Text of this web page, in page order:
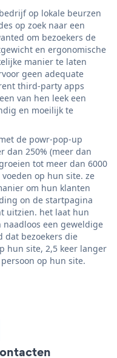
op lokale beurzen
op zoek naar een
om bezoekers de
en ergonomische
manier te laten
geen adequate
third-party apps
van hen leek een
en moeilijk te
de powr-pop-up
dan 250% (meer dan
tot meer dan 6000
op hun site. ze
om hun klanten
on de startpagina
uitzien. het laat hun
een geweldige
dat bezoekers die
hun site, 2,5 keer langer
op hun site.